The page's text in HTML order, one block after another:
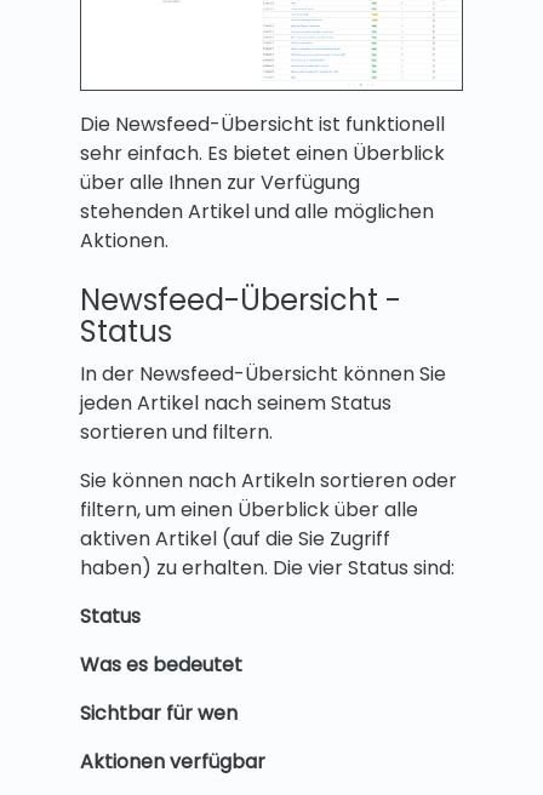
Die Newsfeed-Übersicht ist funktionell
sehr einfach. Es bietet einen Überblick
über alle Ihnen zur Verfügung
stehenden Artikel und alle möglichen
Aktionen.
Newsfeed-Übersicht -
Status
In der Newsfeed-Übersicht können Sie
jeden Artikel nach seinem Status
sortieren und filtern.
Sie können nach Artikeln sortieren oder
filtern, um einen Überblick über alle
aktiven Artikel (auf die Sie Zugriff
haben) zu erhalten. Die vier Status sind:
Status
Was es bedeutet
Sichtbar für wen
Aktionen verfügbar